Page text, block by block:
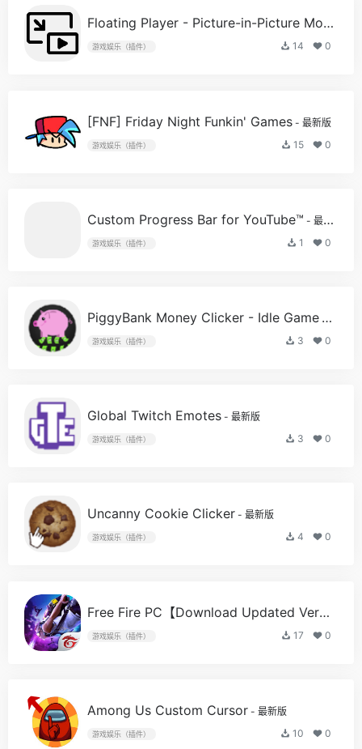
Floating Player - Picture-in-Picture Mode
游戏娱乐（插件） 14 0
[FNF] Friday Night Funkin' Games - 最新版
游戏娱乐（插件） 15 0
Custom Progress Bar for YouTube™ - 最新版
游戏娱乐（插件） 1 0
PiggyBank Money Clicker - Idle Game
游戏娱乐（插件） 3 0
Global Twitch Emotes - 最新版
游戏娱乐（插件） 3 0
Uncanny Cookie Clicker - 最新版
游戏娱乐（插件） 4 0
Free Fire PC【Download Updated Version】
游戏娱乐（插件） 17 0
Among Us Custom Cursor - 最新版
游戏娱乐（插件） 10 0